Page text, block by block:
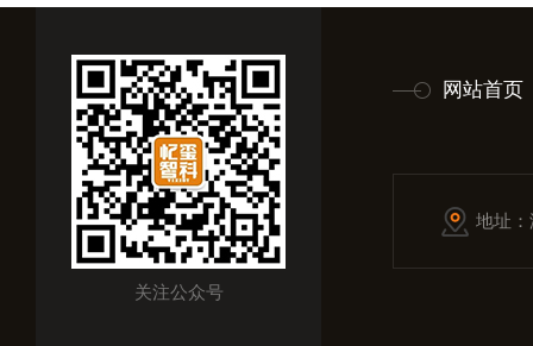
关注公众号
网站首页
地址：